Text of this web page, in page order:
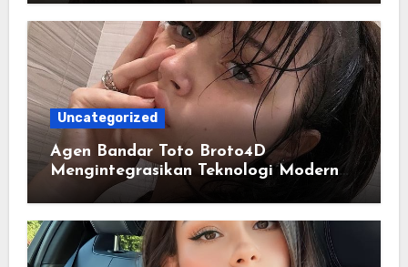
Uncategorized
Agen Bandar Toto Broto4D
Mengintegrasikan Teknologi Modern
dalam Penyajian Informasi Digital